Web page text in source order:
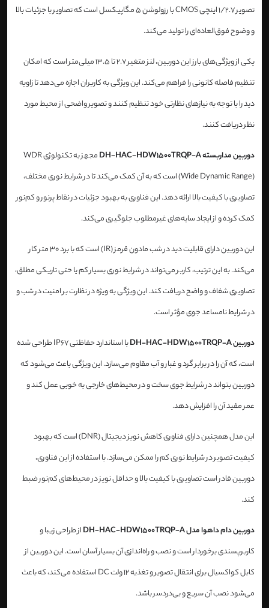
تصویر 1/2.7 اینچی CMOS با رزولوشن 5 مگاپیکسل است که تصاویر با جزئیات بالا
و وضوح فوق‌العاده‌ای را تولید می‌کند.
یکی از ویژگی‌های بارز این دوربین، لنز متغیر 2.7 تا 13.5 میلی‌متر است که امکان
تنظیم فاصله کانونی را فراهم می‌کند. این ویژگی به کاربران اجازه می‌دهد تا زاویه
دید را با توجه به نیازهای نظارتی خود تنظیم کنند و تصویر واضحی از محیط مورد
نظر دریافت کنند.
دوربین مداربسته DH-HAC-HDW1500TRQP-A
مجهز به تکنولوژی WDR
(Wide Dynamic Range) است که به آن کمک می‌کند تا در شرایط نوری مختلف،
تصاویری با کیفیت بالا ارائه دهد. این فناوری به بهبود جزئیات در نقاط پرنور و کم‌نور
کمک کرده و از ایجاد سایه‌های غیرمطلوب جلوگیری می‌کند.
این دوربین دارای قابلیت دید در شب مادون قرمز (IR) است که با برد 30 متر کار
می‌کند. به این ترتیب، کاربر می‌تواند در شرایط نوری بسیار کم یا حتی تاریکی مطلق،
تصاویری شفاف و واضح دریافت کند. این ویژگی به ویژه در نظارت بر امنیت در شب و
در شرایط نامساعد جوی مؤثر است.
دوربین DH-HAC-HDW1500TRQP-A
با استاندارد حفاظتی IP67 طراحی شده
است، که آن را در برابر گرد و غبار و آب مقاوم می‌سازد. این ویژگی باعث می‌شود که
دوربین بتواند در شرایط جوی سخت و در محیط‌های خارجی به خوبی عمل کند و
عمر مفید آن را افزایش دهد.
این مدل همچنین دارای فناوری کاهش نویز دیجیتال (DNR) است که بهبود
کیفیت تصویر در شرایط نوری کم را ممکن می‌سازد. با استفاده از این فناوری،
دوربین قادر است تصاویری با کیفیت بالا و حداقل نویز در محیط‌های کم‌نور ضبط
کند.
دوربین دام داهوا مدل DH-HAC-HDW1500TRQP-A
از طراحی زیبا و
کاربرپسندی برخوردار است و نصب و راه‌اندازی آن بسیار آسان است. این دوربین از
کابل کواکسیال برای انتقال تصویر و تغذیه 12 ولت DC استفاده می‌کند، که باعث
می‌شود نصب آن سریع و بی‌دردسر باشد.